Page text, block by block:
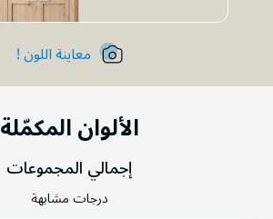
معاينة اللون !
الألوان المكمّلة
إجمالي المجموعات
درجات مشابهة